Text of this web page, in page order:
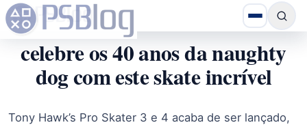
celebre os 40 anos da naughty
dog com este skate incrível
Tony Hawk’s Pro Skater 3 e 4 acaba de ser lançado,